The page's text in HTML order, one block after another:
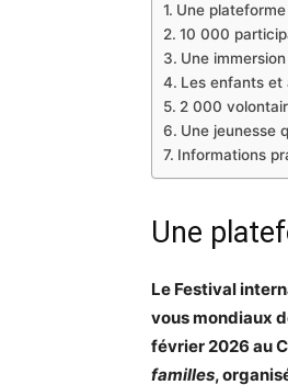
Une
10 000
Une
Les enfants
2 000
Une jeunesse
Informations
Une
Le Festival
vous mondiaux
février 2026 au
familles,